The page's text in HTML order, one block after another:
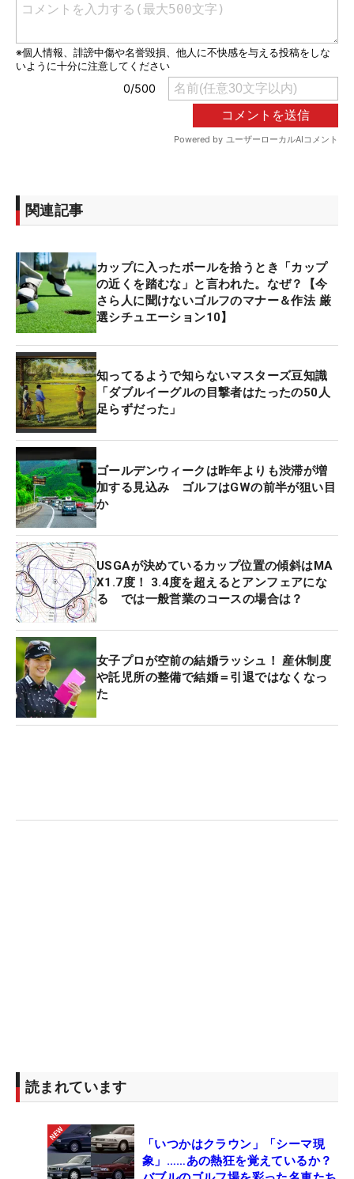
関連記事
カップに入ったボールを拾うとき「カップ
の近くを踏むな」と言われた。なぜ？【今
さら人に聞けないゴルフのマナー＆作法 厳
選シチュエーション10】
知ってるようで知らないマスターズ豆知識
「ダブルイーグルの目撃者はたったの50人
足らずだった」
ゴールデンウィークは昨年よりも渋滞が増
加する見込み ゴルフはGWの前半が狙い目
か
USGAが決めているカップ位置の傾斜はMA
X1.7度！ 3.4度を超えるとアンフェアにな
る では一般営業のコースの場合は？
女子プロが空前の結婚ラッシュ！ 産休制度
や託児所の整備で結婚＝引退ではなくなっ
た
読まれています
「いつかはクラウン」「シーマ現
象」……あの熱狂を覚えているか？